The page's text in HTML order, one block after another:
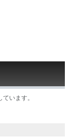
います。